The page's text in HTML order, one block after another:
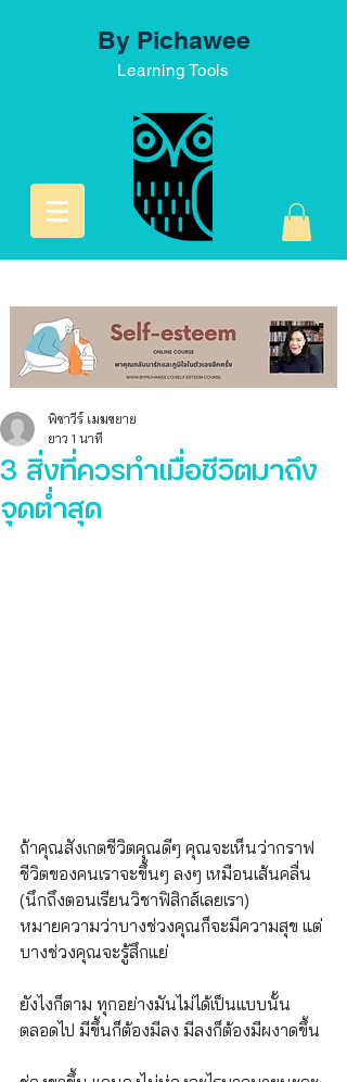
By Pichawee
Learning Tools
3 สิ่งที่ควรทำเมื่อชีวิตมาถึง
จุดต่ำสุด
พิชาวีร์ เมฆขยาย
ยาว 1 นาที
ถ้าคุณสังเกตชีวิตคุณดีๆ คุณจะเห็นว่ากราฟ
ชีวิตของคนเราจะขึ้นๆ ลงๆ เหมือนเส้นคลื่น
(นึกถึงตอนเรียนวิชาฟิสิกส์เลยเรา)
หมายความว่าบางช่วงคุณก็จะมีความสุข แต่
บางช่วงคุณจะรู้สึกแย่
ยังไงก็ตาม ทุกอย่างมันไม่ได้เป็นแบบนั้น
ตลอดไป มีขึ้นก็ต้องมีลง มีลงก็ต้องมีผงาดขึ้น